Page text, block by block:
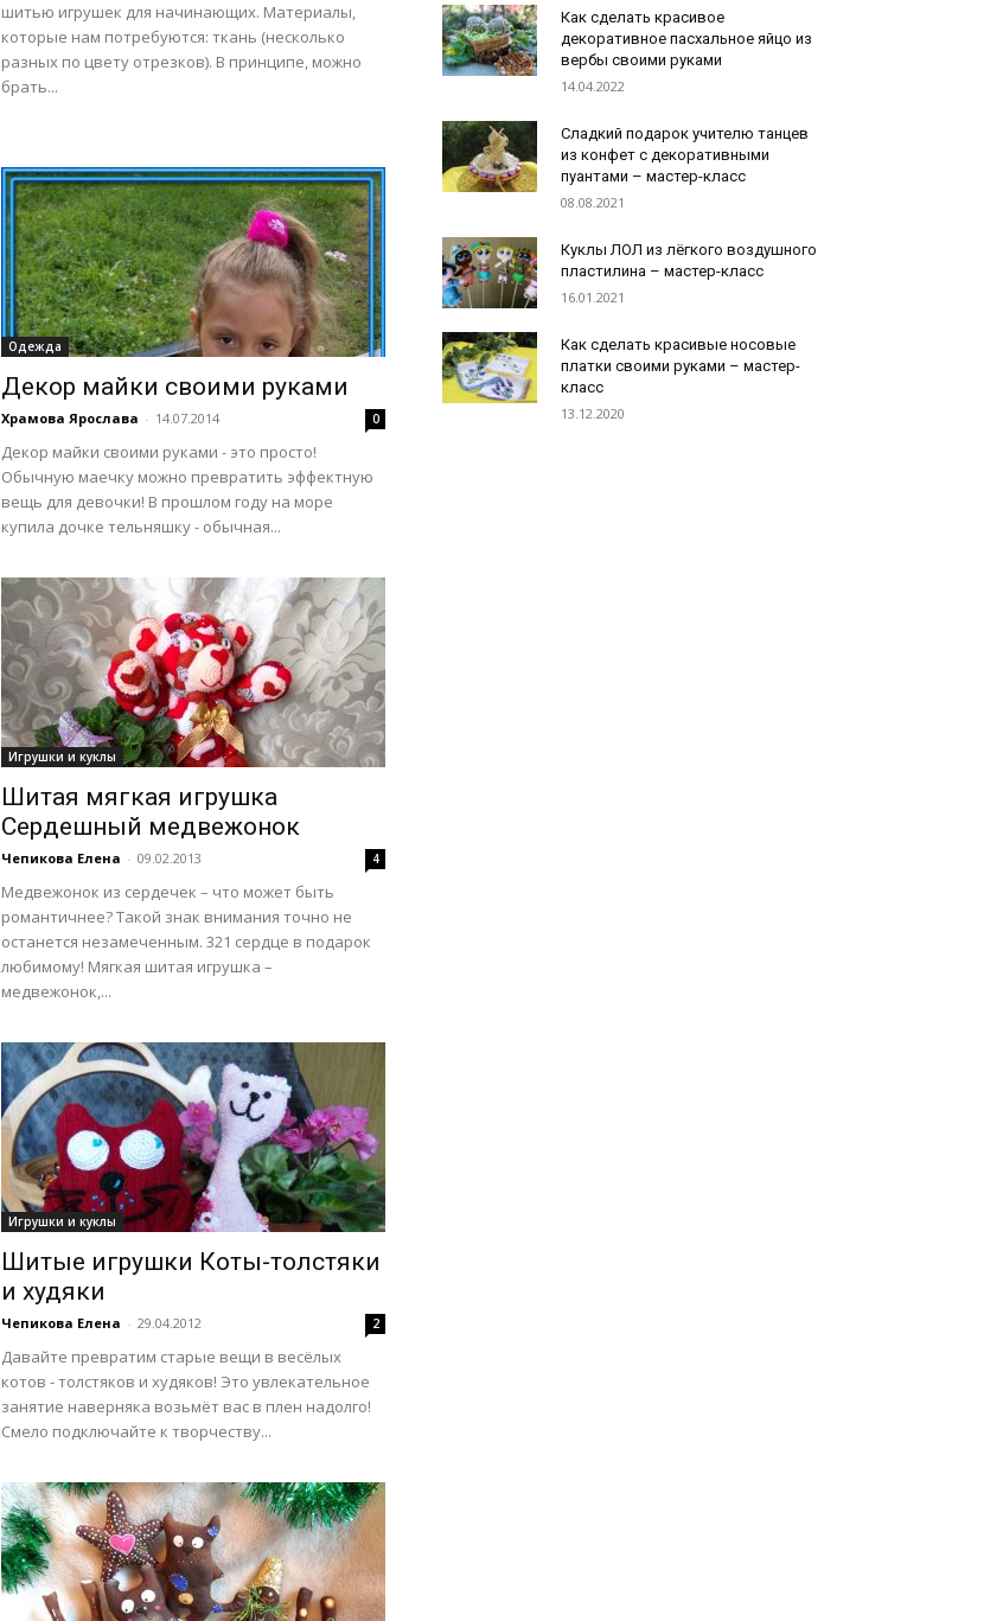
шитью игрушек для начинающих. Материалы,
которые нам потребуются: ткань (несколько
разных по цвету отрезков). В принципе, можно
брать...
Одежда
Декор майки своими руками
Храмова Ярослава - 14.07.2014 0
Декор майки своими руками - это просто!
Обычную маечку можно превратить эффектную
вещь для девочки! В прошлом году на море
купила дочке тельняшку - обычная...
Игрушки и куклы
Шитая мягкая игрушка
Сердешный медвежонок
Чепикова Елена - 09.02.2013 4
Медвежонок из сердечек – что может быть
романтичнее? Такой знак внимания точно не
останется незамеченным. 321 сердце в подарок
любимому! Мягкая шитая игрушка –
медвежонок,...
Игрушки и куклы
Шитые игрушки Коты-толстяки
и худяки
Чепикова Елена - 29.04.2012 2
Давайте превратим старые вещи в весёлых
котов - толстяков и худяков! Это увлекательное
занятие наверняка возьмёт вас в плен надолго!
Смело подключайте к творчеству...
Как сделать красивое
декоративное пасхальное яйцо из
вербы своими руками
14.04.2022
Сладкий подарок учителю танцев
из конфет с декоративными
пуантами – мастер-класс
08.08.2021
Куклы ЛОЛ из лёгкого воздушного
пластилина – мастер-класс
16.01.2021
Как сделать красивые носовые
платки своими руками – мастер-
класс
13.12.2020